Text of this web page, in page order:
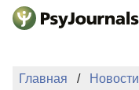
Перейти к основному
Главная Новости